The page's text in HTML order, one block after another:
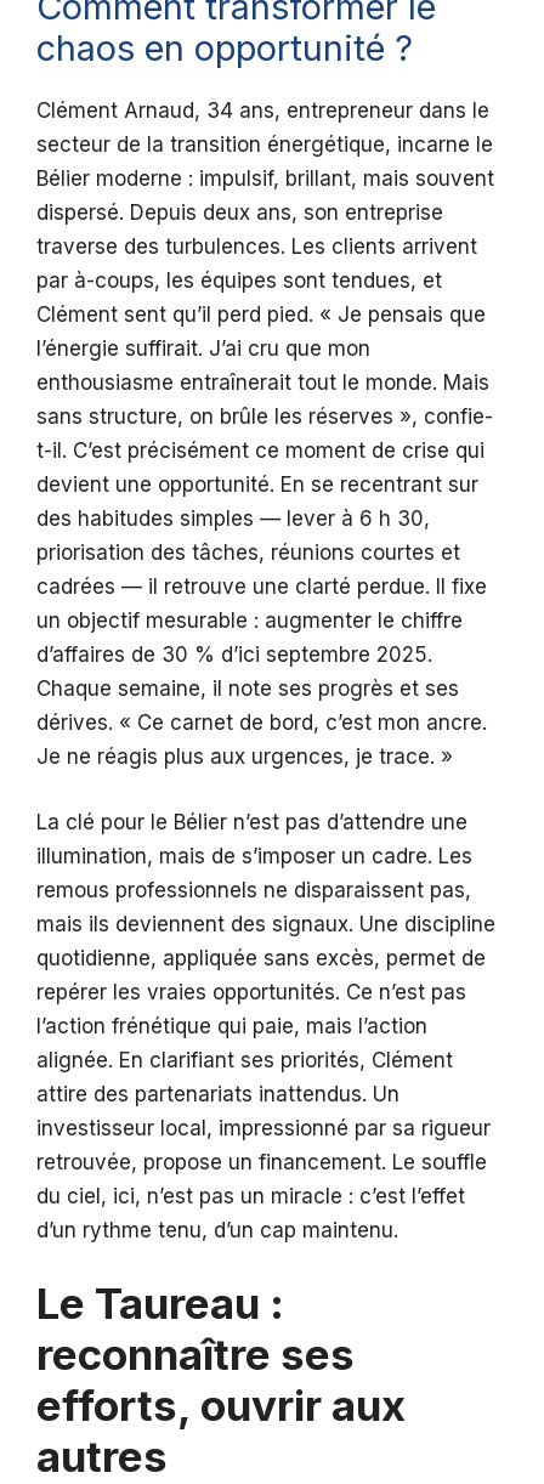
chaos en opportunité ?
Clément Arnaud, 34 ans, entrepreneur dans le
secteur de la transition énergétique, incarne le
Bélier moderne : impulsif, brillant, mais souvent
dispersé. Depuis deux ans, son entreprise
traverse des turbulences. Les clients arrivent
par à-coups, les équipes sont tendues, et
Clément sent qu’il perd pied. « Je pensais que
l’énergie suffirait. J’ai cru que mon
enthousiasme entraînerait tout le monde. Mais
sans structure, on brûle les réserves », confie-
t-il. C’est précisément ce moment de crise qui
devient une opportunité. En se recentrant sur
des habitudes simples — lever à 6 h 30,
priorisation des tâches, réunions courtes et
cadrées — il retrouve une clarté perdue. Il fixe
un objectif mesurable : augmenter le chiffre
d’affaires de 30 % d’ici septembre 2025.
Chaque semaine, il note ses progrès et ses
dérives. « Ce carnet de bord, c’est mon ancre.
Je ne réagis plus aux urgences, je trace. »
La clé pour le Bélier n’est pas d’attendre une
illumination, mais de s’imposer un cadre. Les
remous professionnels ne disparaissent pas,
mais ils deviennent des signaux. Une discipline
quotidienne, appliquée sans excès, permet de
repérer les vraies opportunités. Ce n’est pas
l’action frénétique qui paie, mais l’action
alignée. En clarifiant ses priorités, Clément
attire des partenariats inattendus. Un
investisseur local, impressionné par sa rigueur
retrouvée, propose un financement. Le souffle
du ciel, ici, n’est pas un miracle : c’est l’effet
d’un rythme tenu, d’un cap maintenu.
Le Taureau :
reconnaître ses
efforts, ouvrir aux
autres